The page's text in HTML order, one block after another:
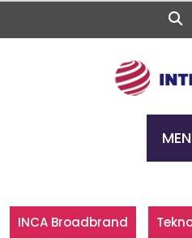
Skip
content
INCA Broadbrand